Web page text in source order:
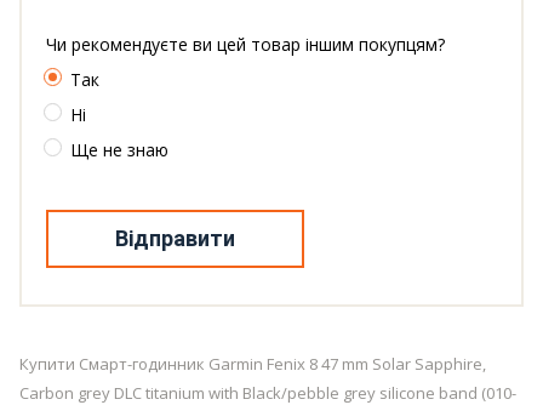
Чи рекомендуєте ви цей товар іншим покупцям?
Так
Ні
Ще не знаю
Відправити
Купити Смарт-годинник Garmin Fenix 8 47 mm Solar Sapphire,
Carbon grey DLC titanium with Black/pebble grey silicone band (010-